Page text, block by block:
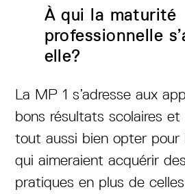
À qui la maturité
professionnelle
elle?
La MP 1 s’adresse aux
bons résultats scolaires
tout aussi bien opter pour
qui aimeraient acquérir
pratiques en plus de